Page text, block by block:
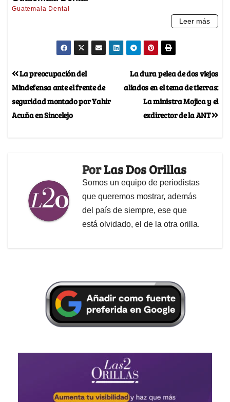
La dura pelea de dos viejos
aliados en el tema de tierras:
La ministra Mojica y el
exdirector de la ANT
La preocupación del
Mindefensa ante el frente de
seguridad montado por Yahir
Acuña en Sincelejo
PorLas Dos Orillas
Somos un equipo de periodistas
que queremos mostrar, además
del país de siempre, ese que
está olvidado, el de la otra orilla.